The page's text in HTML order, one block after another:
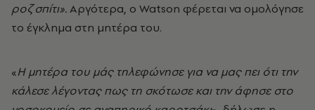
ροζ σπίτι».Αργότερα, ο Watson φέρεται να ομολόγησε
το έγκλημα στη μητέρα του.
«Η μητέρα του μάς τηλεφώνησε για να μας πει ότι την
κάλεσε λέγοντας πως τη σκότωσε και την άφησε στο